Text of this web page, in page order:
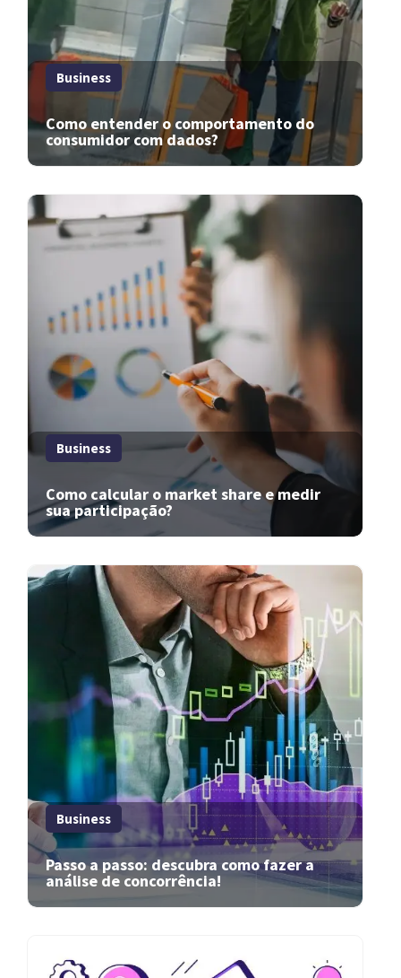
Business
Como entender o comportamento do
consumidor com dados?
Business
Como calcular o market share e medir
sua participação?
Business
Passo a passo: descubra como fazer a
análise de concorrência!